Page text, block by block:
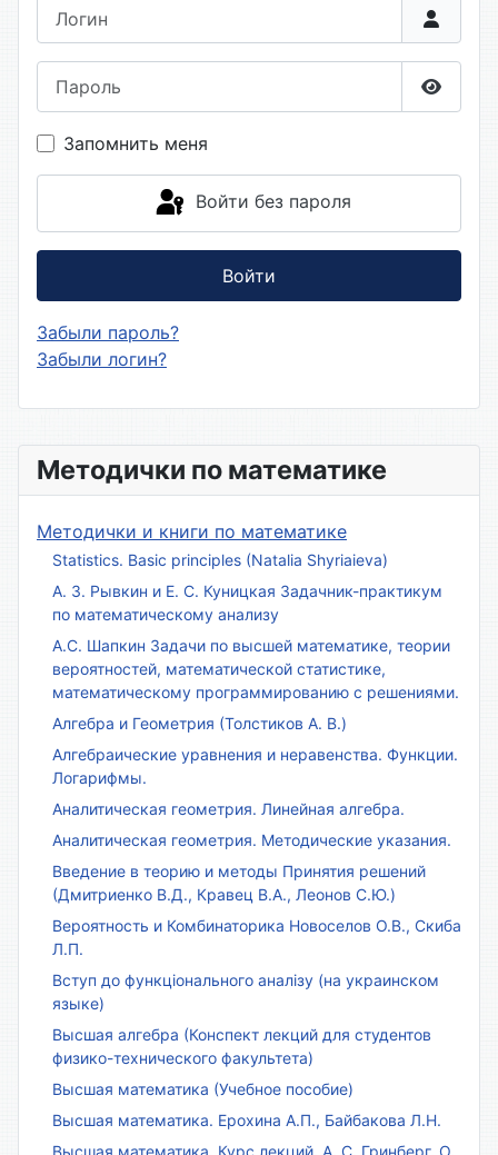
Методички по математике
Методички и книги по математике
Statistics. Basic principles (Natalia Shyriaieva)
А. З. Рывкин и Е. С. Куницкая Задачник-практикум
по математическому анализу
А.С. Шапкин Задачи по высшей математике, теории
вероятностей, математической статистике,
математическому программированию с решениями.
Алгебра и Геометрия (Толстиков А. В.)
Алгебраические уравнения и неравенства. Функции.
Логарифмы.
Аналитическая геометрия. Линейная алгебра.
Аналитическая геометрия. Методические указания.
Введение в теорию и методы Принятия решений
(Дмитриенко В.Д., Кравец В.А., Леонов С.Ю.)
Вероятность и Комбинаторика Новоселов О.В., Скиба
Л.П.
Вступ до функціонального аналізу (на украинском
языке)
Высшая алгебра (Конспект лекций для студентов
физико-технического факультета)
Высшая математика (Учебное пособие)
Высшая математика. Ерохина А.П., Байбакова Л.Н.
Высшая математика. Курс лекций. А. С. Гринберг, О.
Запомнить меня
Войти без пароля
Войти
Забыли пароль?
Забыли логин?